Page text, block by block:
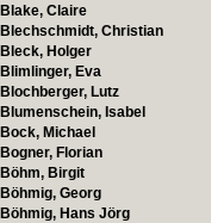
Blake, Claire
Blechschmidt, Christian
Bleck, Holger
Blimlinger, Eva
Blochberger, Lutz
Blumenschein, Isabel
Bock, Michael
Bogner, Florian
Böhm, Birgit
Böhmig, Georg
Böhmig, Hans Jörg